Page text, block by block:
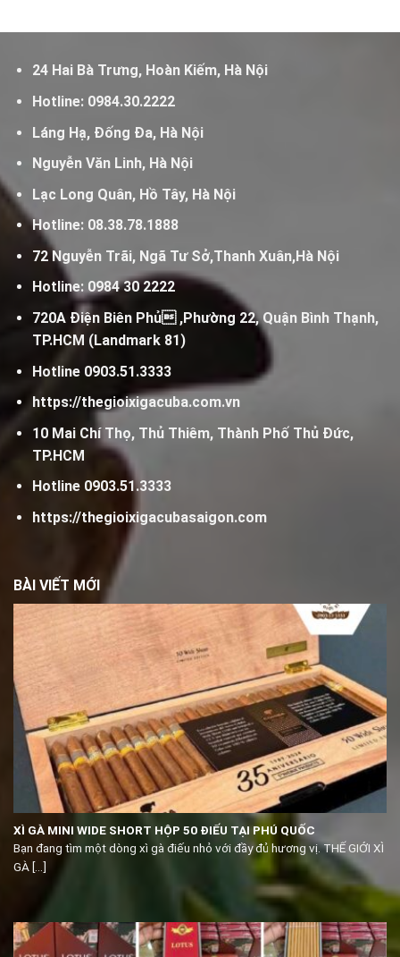
24 Hai Bà Trưng, Hoàn Kiếm, Hà Nội
Hotline: 0984.30.2222
Láng Hạ, Đống Đa, Hà Nội
Nguyễn Văn Linh, Hà Nội
Lạc Long Quân, Hồ Tây, Hà Nội
Hotline: 08.38.78.1888
72 Nguyễn Trãi, Ngã Tư Sở,Thanh Xuân,Hà Nội
Hotline: 0984 30 2222
720A Điện Biên Phủ ,Phường 22, Quận Bình Thạnh,
TP.HCM (Landmark 81)
Hotline 0903.51.3333
https://thegioixigacuba.com.vn
10 Mai Chí Thọ, Thủ Thiêm, Thành Phố Thủ Đức,
TP.HCM
Hotline 0903.51.3333
https://thegioixigacubasaigon.com
BÀI VIẾT MỚI
XÌ GÀ MINI WIDE SHORT HỘP 50 ĐIẾU TẠI PHÚ QUỐC
Bạn đang tìm một dòng xì gà điếu nhỏ với đầy đủ hương vị. THẾ GIỚI XÌ
GÀ [...]